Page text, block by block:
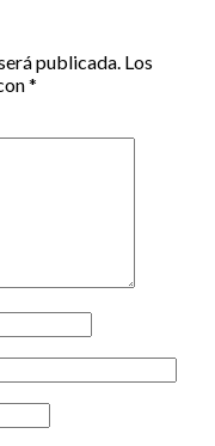
publicada. Los
*